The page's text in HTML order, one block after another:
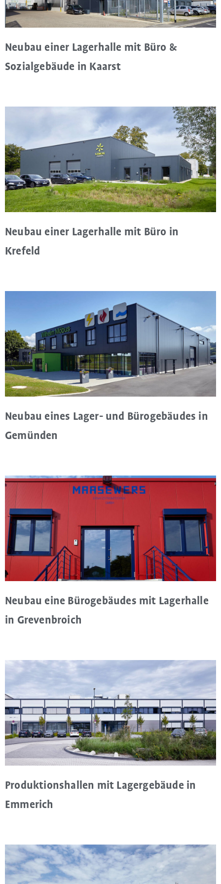
Neubau einer Lagerhalle mit Büro &
Sozialgebäude in Kaarst
Neubau einer Lagerhalle mit Büro in
Krefeld
Neubau eines Lager- und Bürogebäudes in
Gemünden
Neubau eine Bürogebäudes mit Lagerhalle
in Grevenbroich
Produktionshallen mit Lagergebäude in
Emmerich